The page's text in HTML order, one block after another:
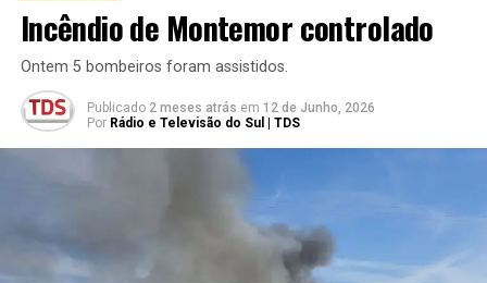
Incêndio de Montemor controlado
Ontem 5 bombeiros foram assistidos.
Publicado 2 meses atrás em 12 de Junho, 2026
Por Rádio e Televisão do Sul | TDS